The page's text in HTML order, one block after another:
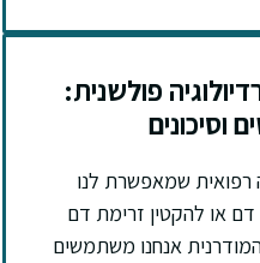
פולשנית:
וסיכונים
רפואית שמאפשרת לנו
דם או להקטין זרימת דם
אנחנו משתמשים